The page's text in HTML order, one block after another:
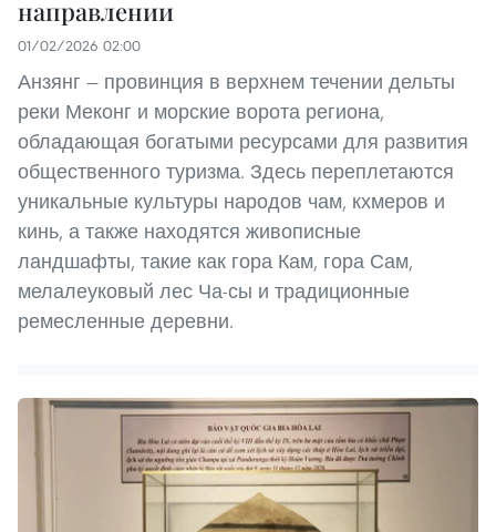
направлении
01/02/2026 02:00
Анзянг — провинция в верхнем течении дельты
реки Меконг и морские ворота региона,
обладающая богатыми ресурсами для развития
общественного туризма. Здесь переплетаются
уникальные культуры народов чам, кхмеров и
кинь, а также находятся живописные
ландшафты, такие как гора Кам, гора Сам,
мелалеуковый лес Ча-сы и традиционные
ремесленные деревни.